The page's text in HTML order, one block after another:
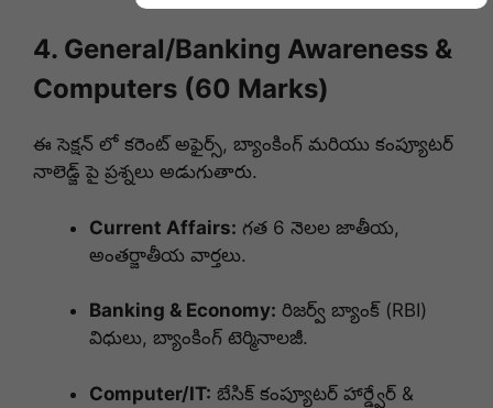
4. General/Banking Awareness &
Computers (60 Marks)
ఈ సెక్షన్ లో కరెంట్ అఫైర్స్, బ్యాంకింగ్ మరియు కంప్యూటర్
నాలెడ్జ్ పై ప్రశ్నలు అడుగుతారు.
Current Affairs: గత 6 నెలల జాతీయ,
అంతర్జాతీయ వార్తలు.
Banking & Economy: రిజర్వ్ బ్యాంక్ (RBI)
విధులు, బ్యాంకింగ్ టెర్మినాలజీ.
Computer/IT: బేసిక్ కంప్యూటర్ హార్డ్వేర్ &